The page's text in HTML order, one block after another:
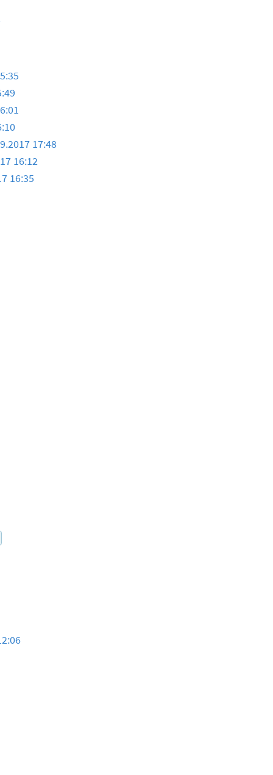
17:48
16:12
16:35